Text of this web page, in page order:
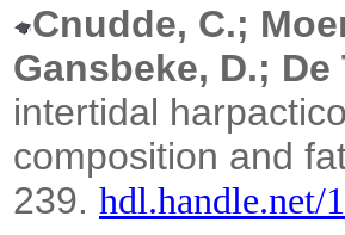
Cnudde, C.;
Gansbeke, D.; De
intertidal
composition and
239. hdl.handle.net/